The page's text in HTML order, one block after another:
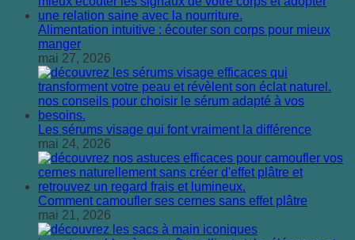
Alimentation intuitive : écouter son corps pour mieux
manger
mai 27, 2026
Les sérums visage qui font vraiment la différence
mai 24, 2026
Comment camoufler ses cernes sans effet plâtre
mai 21, 2026